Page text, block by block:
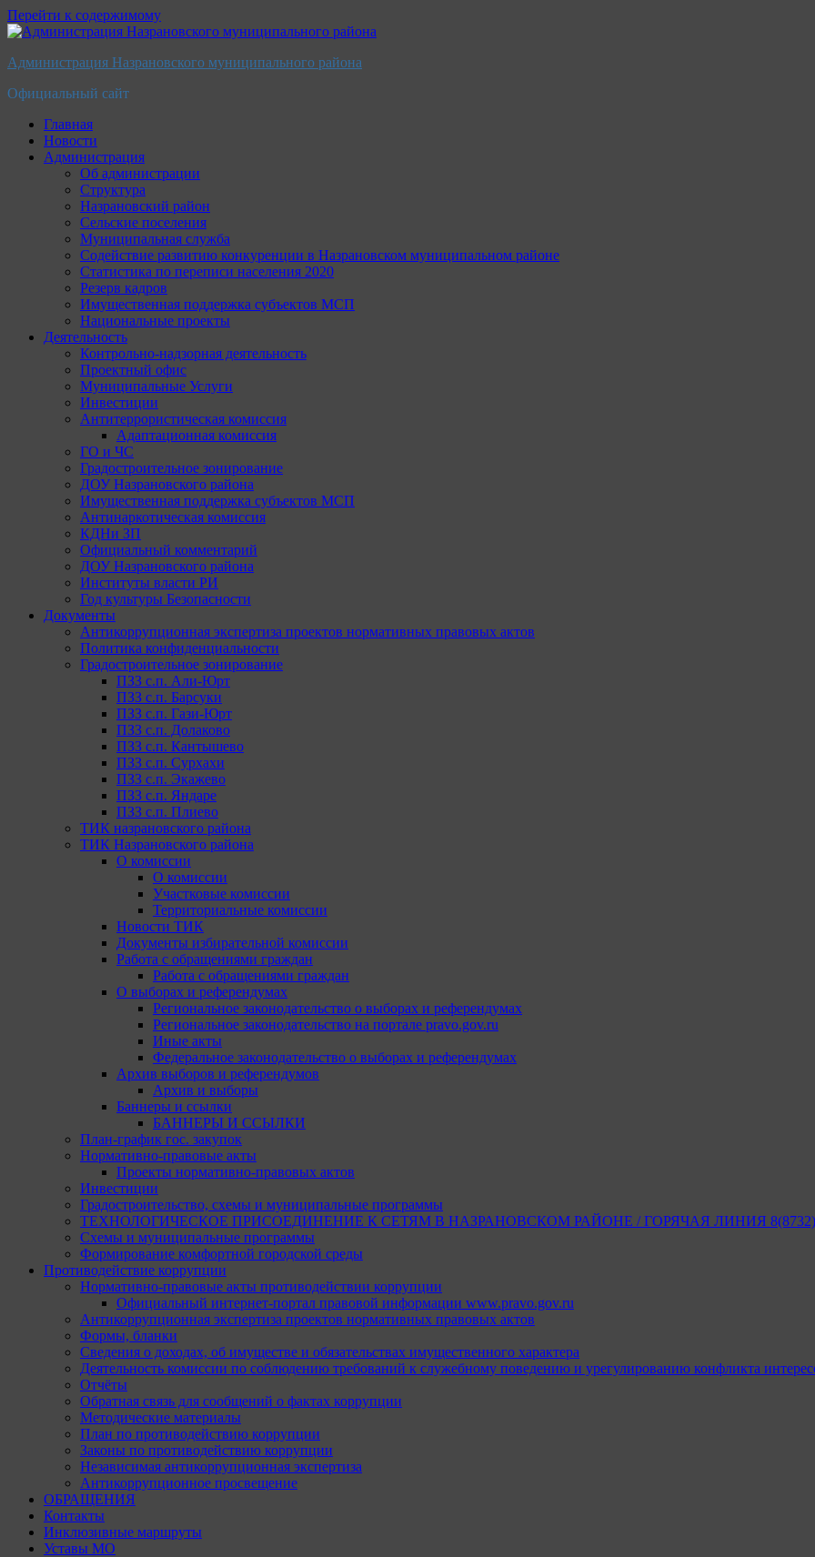
Перейти к содержимому
Администрация Назрановского муниципального района
Официальный сайт
Главная
Новости
Администрация
Об администрации
Структура
Назрановский район
Сельские поселения
Муниципальная служба
Содействие развитию конкуренции в Назрановском муниципальном районе
Статистика по переписи населения 2020
Резерв кадров
Имущественная поддержка субъектов МСП
Национальные проекты
Деятельность
Контрольно-надзорная деятельность
Проектный офис
Муниципальные Услуги
Инвестиции
Антитеррористическая комиссия
Адаптационная комиссия
ГО и ЧС
Градостроительное зонирование
ДОУ Назрановского района
Имущественная поддержка субъектов МСП
Антинаркотическая комиссия
КДНи ЗП
Официальный комментарий
ДОУ Назрановского района
Институты власти РИ
Год культуры Безопасности
Документы
Антикоррупционная экспертиза проектов нормативных правовых актов
Политика конфиденциальности
Градостроительное зонирование
ПЗЗ с.п. Али-Юрт
ПЗЗ с.п. Барсуки
ПЗЗ с.п. Гази-Юрт
ПЗЗ с.п. Долаково
ПЗЗ с.п. Кантышево
ПЗЗ с.п. Сурхахи
ПЗЗ с.п. Экажево
ПЗЗ с.п. Яндаре
ПЗЗ с.п. Плиево
ТИК назрановского района
ТИК Назрановского района
О комиссии
О комиссии
Участковые комиссии
Территориальные комиссии
Новости ТИК
Документы избирательной комиссии
Работа с обращениями граждан
Работа с обращениями граждан
О выборах и референдумах
Региональное законодательство о выборах и референдумах
Региональное законодательство на портале pravo.gov.ru
Иные акты
Федеральное законодательство о выборах и референдумах
Архив выборов и референдумов
Архив и выборы
Баннеры и ссылки
БАННЕРЫ И ССЫЛКИ
План-график гос. закупок
Нормативно-правовые акты
Проекты нормативно-правовых актов
Инвестиции
Градостроительство, схемы и муниципальные программы
ТЕХНОЛОГИЧЕСКОЕ ПРИСОЕДИНЕНИЕ К СЕТЯМ В НАЗРАНОВСКОМ РАЙОНЕ / ГОРЯЧАЯ ЛИНИЯ 8(8732)
Схемы и муниципальные программы
Формирование комфортной городской среды
Противодействие коррупции
Нормативно-правовые акты противодействии коррупции
Официальный интернет-портал правовой информации www.pravo.gov.ru
Антикоррупционная экспертиза проектов нормативных правовых актов
Формы, бланки
Сведения о доходах, об имуществе и обязательствах имущественного характера
Деятельность комиссии по соблюдению требований к служебному поведению и урегулированию конфликта
Отчёты
Обратная связь для сообщений о фактах коррупции
Методические материалы
План по противодействию коррупции
Законы по противодействию коррупции
Независимая антикоррупционная экспертиза
Антикоррупционное просвещение
ОБРАЩЕНИЯ
Контакты
Инклюзивные маршруты
Уставы МО